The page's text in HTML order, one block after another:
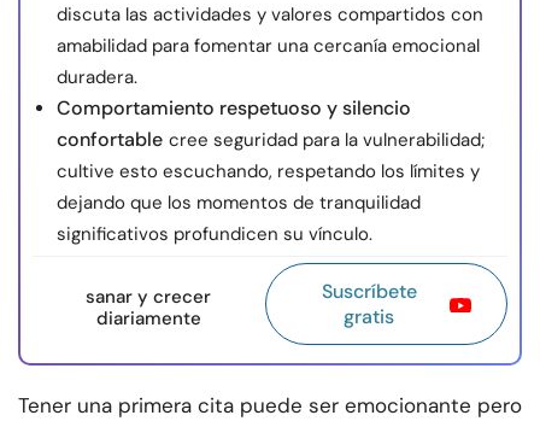
discuta las actividades y valores compartidos con
amabilidad para fomentar una cercanía emocional
duradera.
Comportamiento respetuoso y silencio
confortable cree seguridad para la vulnerabilidad;
cultive esto escuchando, respetando los límites y
dejando que los momentos de tranquilidad
significativos profundicen su vínculo.
sanar y crecer
diariamente
Suscríbete
gratis
Tener una primera cita puede ser emocionante pero